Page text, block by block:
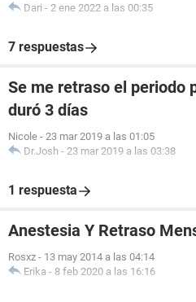
Dari - 2 ene 2022 a las 00:35
7 respuestas
Se me retraso el periodo
duró 3 días
Nicole - 23 mar 2019 a las 01:05
Dr.Josh - 23 mar 2019 a las 03:38
1 respuesta
Anestesia Y Retraso
Rosxz - 13 may 2014 a las 04:14
Erika - 8 feb 2020 a las 16:16